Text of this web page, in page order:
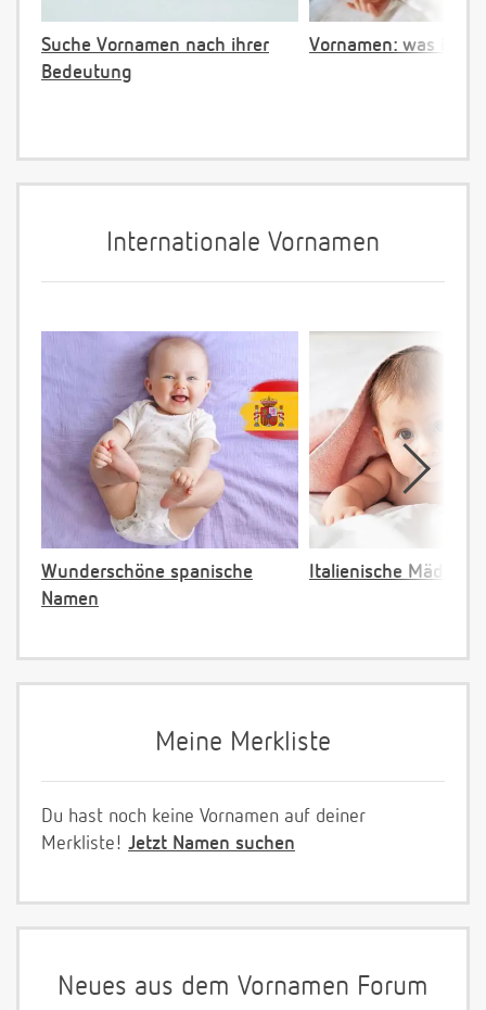
Suche Vornamen nach ihrer
Bedeutung
Vornamen: was ist
Internationale Vornamen
Wunderschöne spanische
Namen
Italienische
Meine Merkliste
Du hast noch keine Vornamen auf deiner
Merkliste! Jetzt Namen suchen
Neues aus dem Vornamen Forum